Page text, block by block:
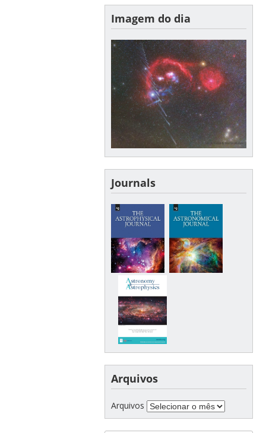
Imagem do dia
Journals
Arquivos
Arquivos